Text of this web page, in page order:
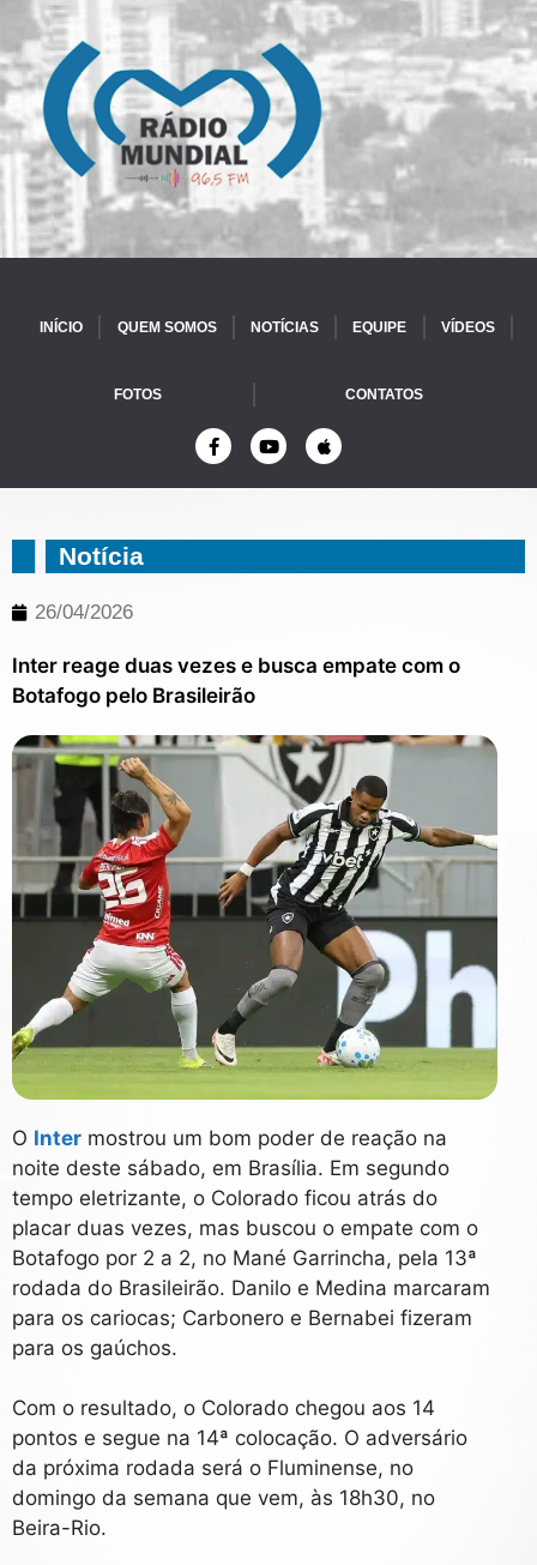
INÍCIO QUEM SOMOS NOTÍCIAS EQUIPE VÍDEOS
FOTOS CONTATOS
Notícia
26/04/2026
Inter reage duas vezes e busca empate com o
Botafogo pelo Brasileirão
O Inter mostrou um bom poder de reação na
noite deste sábado, em Brasília. Em segundo
tempo eletrizante, o Colorado ficou atrás do
placar duas vezes, mas buscou o empate com o
Botafogo por 2 a 2, no Mané Garrincha, pela 13ª
rodada do Brasileirão. Danilo e Medina marcaram
para os cariocas; Carbonero e Bernabei fizeram
para os gaúchos.
Com o resultado, o Colorado chegou aos 14
pontos e segue na 14ª colocação. O adversário
da próxima rodada será o Fluminense, no
domingo da semana que vem, às 18h30, no
Beira-Rio.